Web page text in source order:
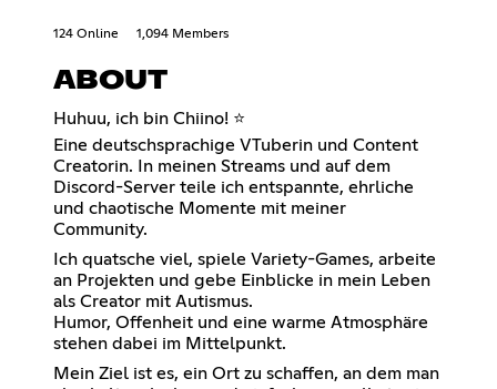
124 Online 1,094 Members
ABOUT
Huhuu, ich bin Chiino! ⭐
Eine deutschsprachige VTuberin und Content
Creatorin. In meinen Streams und auf dem
Discord-Server teile ich entspannte, ehrliche
und chaotische Momente mit meiner
Community.
Ich quatsche viel, spiele Variety-Games, arbeite
an Projekten und gebe Einblicke in mein Leben
als Creator mit Autismus.
Humor, Offenheit und eine warme Atmosphäre
stehen dabei im Mittelpunkt.
Mein Ziel ist es, ein Ort zu schaffen, an dem man